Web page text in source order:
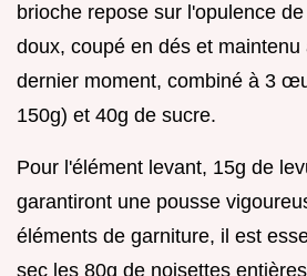
brioche repose sur l'opulence
doux, coupé en dés et maintenu
dernier moment, combiné à 3
150g) et 40g de sucre.
Pour l'élément levant, 15g de
garantiront une pousse
éléments de garniture, il est
sec les 80g de noisettes